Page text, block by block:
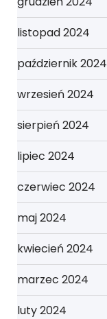
listopad 2024
październik 2024
wrzesień 2024
sierpień 2024
lipiec 2024
czerwiec 2024
maj 2024
kwiecień 2024
marzec 2024
luty 2024